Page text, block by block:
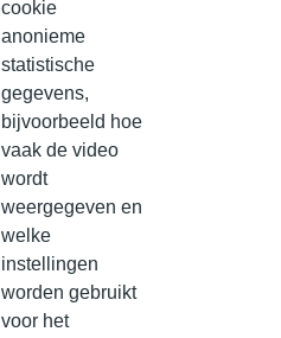
cookie
anonieme
statistische
gegevens,
bijvoorbeeld hoe
vaak de video
wordt
weergegeven en
welke
instellingen
worden gebruikt
voor het